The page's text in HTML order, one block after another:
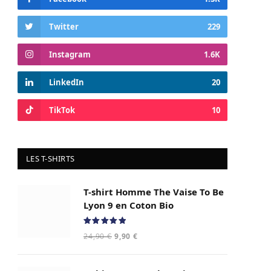
Twitter 229
Instagram 1.6K
LinkedIn 20
TikTok 10
LES T-SHIRTS
T-shirt Homme The Vaise To Be
Lyon 9 en Coton Bio
sur 5
24,90€ Le
9,90€Le